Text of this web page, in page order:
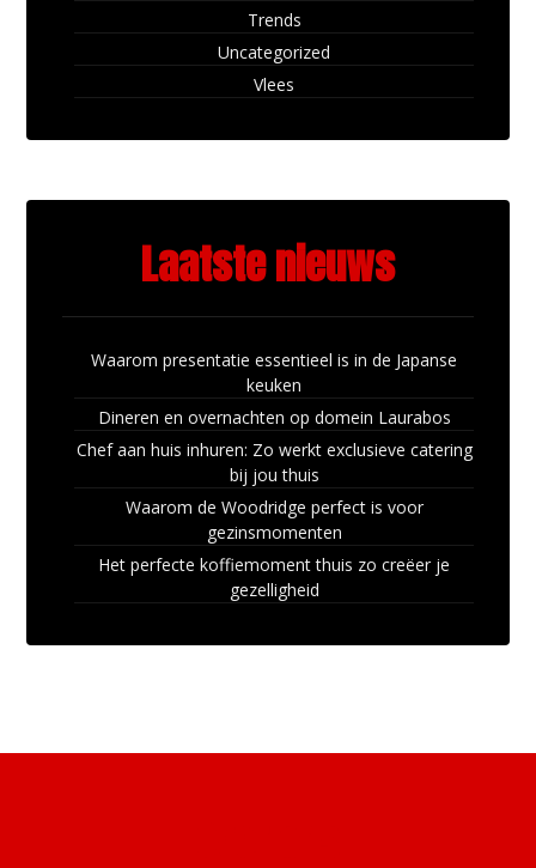
Trends
Uncategorized
Vlees
Laatste nieuws
Waarom presentatie essentieel is in de Japanse
keuken
Dineren en overnachten op domein Laurabos
Chef aan huis inhuren: Zo werkt exclusieve catering
bij jou thuis
Waarom de Woodridge perfect is voor
gezinsmomenten
Het perfecte koffiemoment thuis zo creëer je
gezelligheid